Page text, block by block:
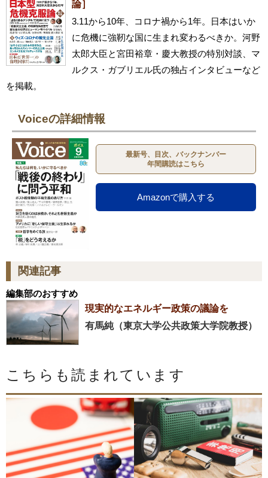
論］
3.11から10年、コロナ禍から1年。日本はいか
に危機に強靭な国に生まれ変わるべきか。河野
太郎大臣と宮田裕章・慶大教授の特別対談、マ
ルクス・ガブリエル氏の独占インタビューなど
を掲載。
Voiceの詳細情報
最新号、目次、バックナンバー
年間購読はこちら
Amazonで購入する
関連記事
編集部のおすすめ
現実的なエネルギー政策の議論を
有馬純（東京大学公共政策大学院教授）
こちらも読まれています